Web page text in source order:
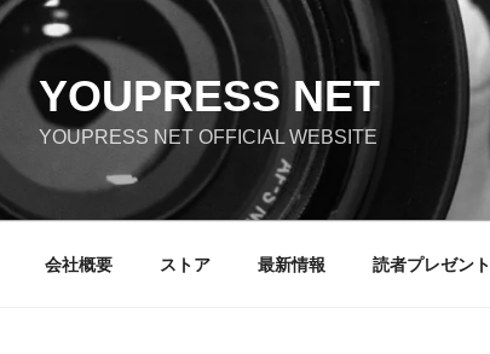
YOUPRESS NET
YOUPRESS NET OFFICIAL WEBSITE
会社概要 ストア 最新情報 読者プレゼント